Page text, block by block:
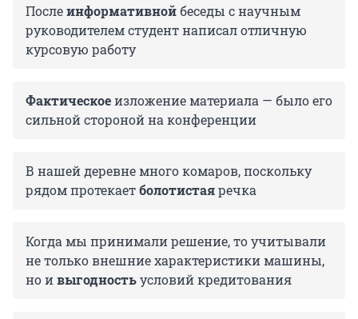
Послеинформативнойбеседы с научным
руководителем студент написал отличную
курсовую работу
Фактическоеизложение материала — было его
сильной стороной на конференции
В нашей деревне много комаров, поскольку
рядом протекаетболотистаяречка
Когда мы принимали решение, то учитывали
не только внешние характеристики машины,
но ивыгодностьусловий кредитования